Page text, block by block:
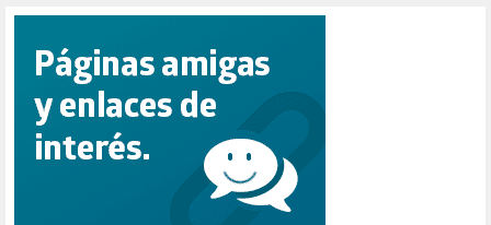
RACISMO (1)
RELIGIÓN (114)
REPUBLICA (1)
SALUD (108)
SENSIBILIZACIÓN (576)
SINDICATOS (12)